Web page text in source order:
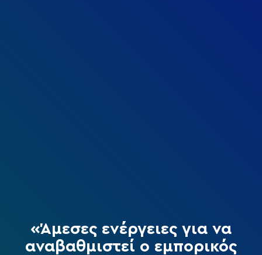
«Άμεσες ενέργειες για να
αναβαθμιστεί ο εμπορικός